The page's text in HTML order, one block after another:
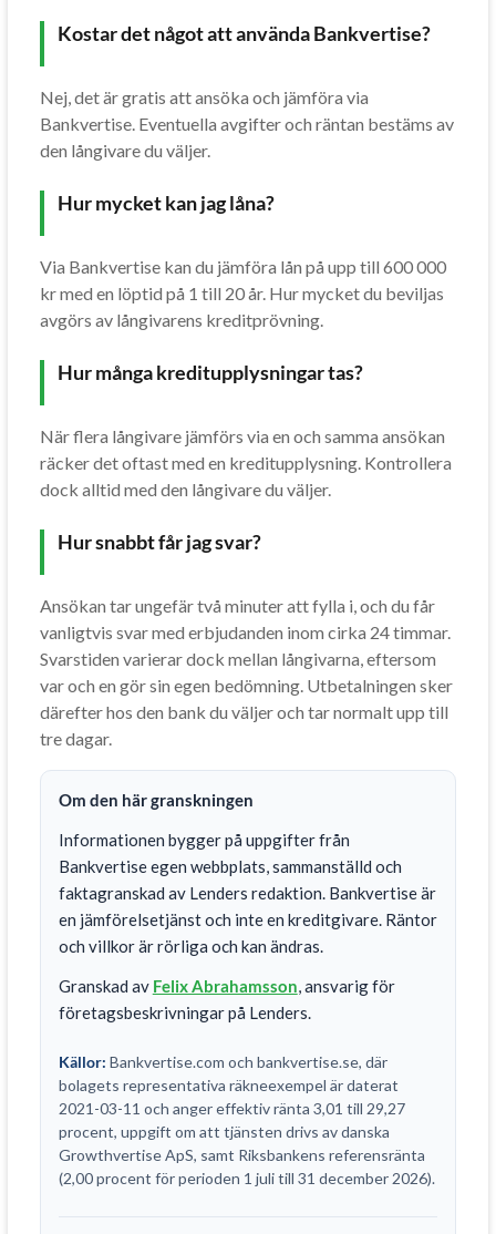
Kostar det något att använda Bankvertise?
Nej, det är gratis att ansöka och jämföra via
Bankvertise. Eventuella avgifter och räntan bestäms av
den långivare du väljer.
Hur mycket kan jag låna?
Via Bankvertise kan du jämföra lån på upp till 600 000
kr med en löptid på 1 till 20 år. Hur mycket du beviljas
avgörs av långivarens kreditprövning.
Hur många kreditupplysningar tas?
När flera långivare jämförs via en och samma ansökan
räcker det oftast med en kreditupplysning. Kontrollera
dock alltid med den långivare du väljer.
Hur snabbt får jag svar?
Ansökan tar ungefär två minuter att fylla i, och du får
vanligtvis svar med erbjudanden inom cirka 24 timmar.
Svarstiden varierar dock mellan långivarna, eftersom
var och en gör sin egen bedömning. Utbetalningen sker
därefter hos den bank du väljer och tar normalt upp till
tre dagar.
Om den här granskningen
Informationen bygger på uppgifter från
Bankvertise egen webbplats, sammanställd och
faktagranskad av Lenders redaktion. Bankvertise är
en jämförelsetjänst och inte en kreditgivare. Räntor
och villkor är rörliga och kan ändras.
Granskad av Felix Abrahamsson, ansvarig för
företagsbeskrivningar på Lenders.
Källor: Bankvertise.com och bankvertise.se, där
bolagets representativa räkneexempel är daterat
2021-03-11 och anger effektiv ränta 3,01 till 29,27
procent, uppgift om att tjänsten drivs av danska
Growthvertise ApS, samt Riksbankens referensränta
(2,00 procent för perioden 1 juli till 31 december 2026).